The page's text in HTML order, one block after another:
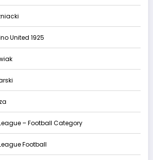
United 1925
– Football Category
Football